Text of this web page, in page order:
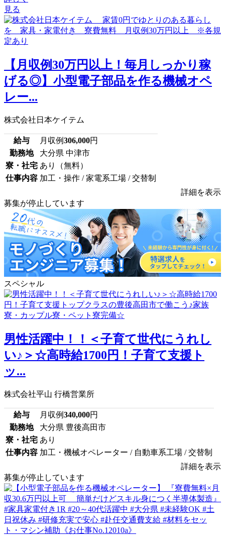
見る
【月収例30万円以上！毎月しっかり稼
げる◎】小型電子部品を作る機械オペ
レー...
株式会社日本ケイテム
給与 月収例306,000円
勤務地
大分県 中津市
寮・社宅 あり（無料）
仕事内容 加工・操作 / 家電系工場 / 交替制
詳細を表示
募集が停止しています
スペシャル
男性活躍中！！＜子育て世代にうれし
い♪＞☆高時給1700円！子育て支援ト
ッ...
株式会社平山 行橋営業所
給与 月収例340,000円
勤務地
大分県 豊後高田市
寮・社宅 あり
仕事内容 加工・機械オペレーター / 自動車系工場 / 交替制
詳細を表示
募集が停止しています